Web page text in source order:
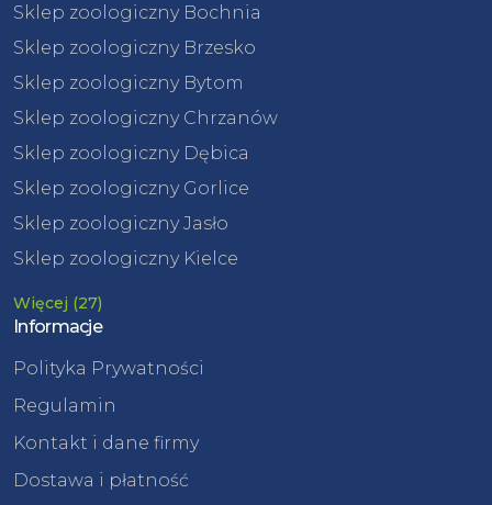
Sklep zoologiczny Bochnia
Sklep zoologiczny Brzesko
Sklep zoologiczny Bytom
Sklep zoologiczny Chrzanów
Sklep zoologiczny Dębica
Sklep zoologiczny Gorlice
Sklep zoologiczny Jasło
Sklep zoologiczny Kielce
Więcej (27)
Informacje
Polityka Prywatności
Regulamin
Kontakt i dane firmy
Dostawa i płatność